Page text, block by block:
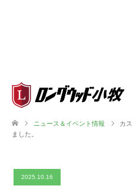
ニュース＆イベント情報
カ
ました。
2025.10.16